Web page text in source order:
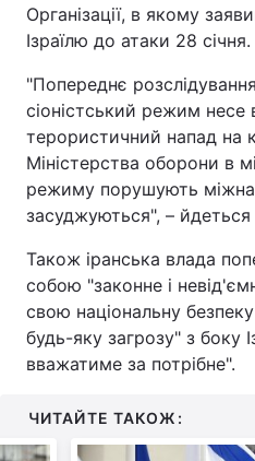
Організації, в якому
Ізраїлю до атаки 28 січня.
"Попереднє
сіоністський режим несе
терористичний напад на
Міністерства оборони в
режиму порушують
засуджуються", – йдеться
Також іранська влада
собою "законне і
свою національну
будь-яку загрозу" з боку
вважатиме за потрібне".
ЧИТАЙТЕ ТАКОЖ: